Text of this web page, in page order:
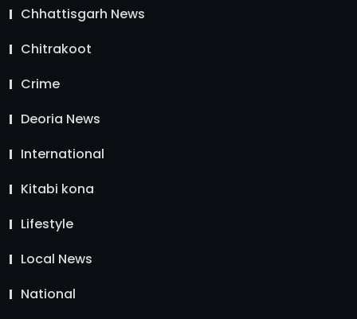
Chhattisgarh News
Chitrakoot
Crime
Deoria News
International
Kitabi kona
Lifestyle
Local News
National